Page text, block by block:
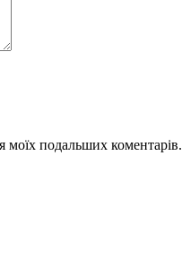
моїх подальших коментарів.